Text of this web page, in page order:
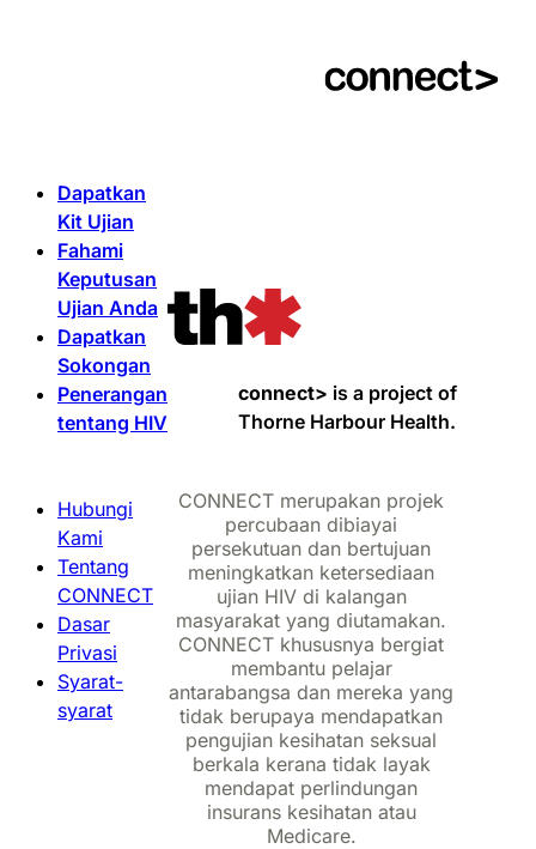
Dapatkan
Kit Ujian
Fahami
Keputusan
Ujian Anda
Dapatkan
Sokongan
Penerangan
tentang HIV
Hubungi
Kami
Tentang
CONNECT
Dasar
Privasi
Syarat-
syarat
connect> is a project of
Thorne Harbour Health.
CONNECT merupakan projek
percubaan dibiayai
persekutuan dan bertujuan
meningkatkan ketersediaan
ujian HIV di kalangan
masyarakat yang diutamakan.
CONNECT khususnya bergiat
membantu pelajar
antarabangsa dan mereka yang
tidak berupaya mendapatkan
pengujian kesihatan seksual
berkala kerana tidak layak
mendapat perlindungan
insurans kesihatan atau
Medicare.